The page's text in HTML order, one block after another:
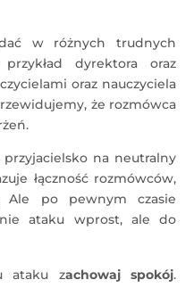
w różnych trudnych
dyrektora oraz
oraz nauczyciela
że rozmówca
na neutralny
łączność rozmówców,
Ale po pewnym czasie
ataku wprost, ale do
ataku zachowaj spokój.